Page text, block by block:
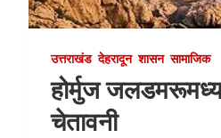
उत्तराखंड देहरादून शासन सामाजिक
होर्मुज
चेतावनी